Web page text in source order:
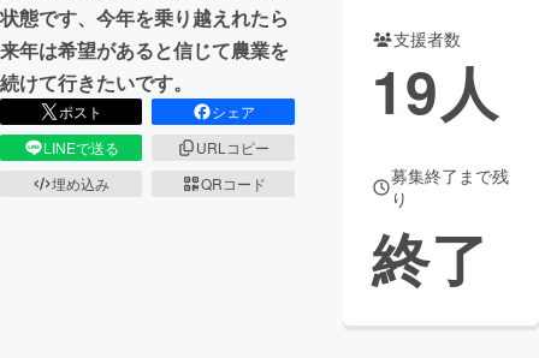
状態です、今年を乗り越えれたら
来年は希望があると信じて農業を
続けて行きたいです。
ポスト
シェア
LINEで送る
URLコピー
埋め込み
QRコード
支援者数
19人
募集終了まで残
り
終了